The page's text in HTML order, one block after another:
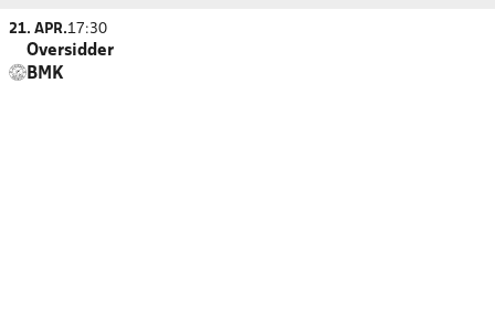
21. APR.17:30
Oversidder
BMK